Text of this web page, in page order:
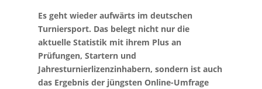
Es geht wieder aufwärts im deutschen
Turniersport. Das belegt nicht nur die
aktuelle Statistik mit ihrem Plus an
Prüfungen, Startern und
Jahresturnierlizenzinhabern, sondern ist auch
das Ergebnis der jüngsten Online-Umfrage